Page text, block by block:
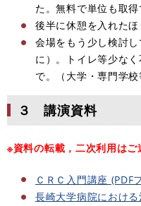
た。無料で単位も取得
後半に休憩を入れたほ
会場をもう少し検討
に）。トイレ等少な
で。（大学・専門学校
３ 講演資料
※資料の転載，二次利用はご
ＣＲＣ入門講座 (PDF
長崎大学病院におけ